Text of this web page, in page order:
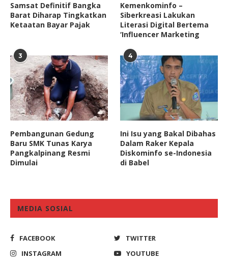
Samsat Definitif Bangka
Barat Diharap Tingkatkan
Ketaatan Bayar Pajak
Kemenkominfo –
Siberkreasi Lakukan
Literasi Digital Bertema
‘Influencer Marketing
3
Pembangunan Gedung
Baru SMK Tunas Karya
Pangkalpinang Resmi
Dimulai
4
Ini Isu yang Bakal Dibahas
Dalam Raker Kepala
Diskominfo se-Indonesia
di Babel
MEDIA SOSIAL
FACEBOOK
TWITTER
INSTAGRAM
YOUTUBE